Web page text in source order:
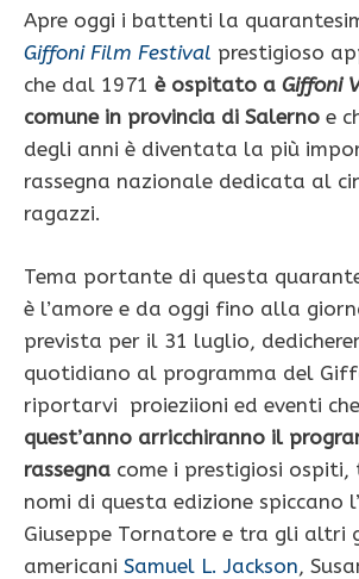
Apre oggi i battenti la
Giffoni Film Festival prestigioso
che dal 1971 è ospitato a Giffoni
comune in provincia di Salerno e
degli anni è diventata la più
rassegna nazionale dedicata al
ragazzi.
Tema portante di questa
è l’amore e da oggi fino alla
prevista per il 31 luglio,
quotidiano al programma del
riportarvi proieziioni ed eventi che
quest’anno arricchiranno il
rassegna come i prestigiosi
nomi di questa edizione spiccano
Giuseppe Tornatore e tra gli altri
americani Samuel L. Jackson,